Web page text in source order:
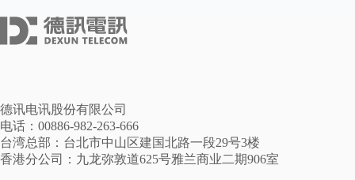
德讯电讯股份有限公司
电话：00886-982-263-666
台湾总部：台北市中山区建国北路一段29号3楼
香港分公司：九龙弥敦道625号雅兰商业二期906室